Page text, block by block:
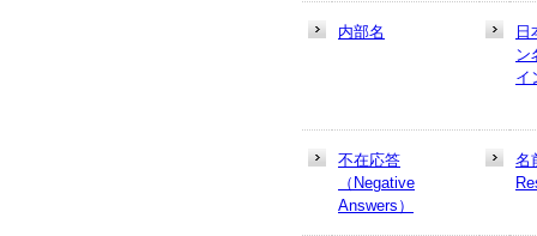
内部名
ン
イ
不在応答
（Negative
Answers）
名